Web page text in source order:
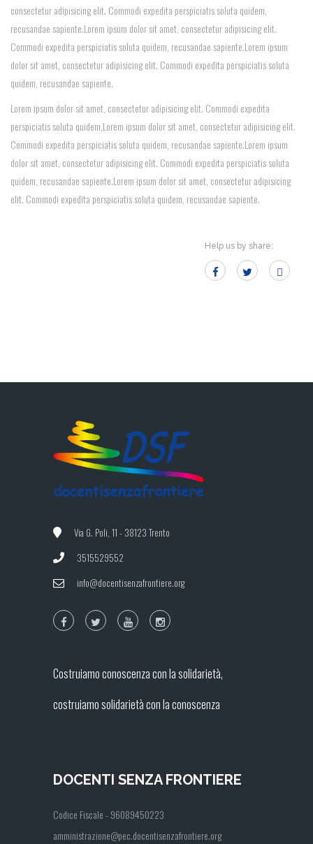
consectetur adipisicing elit. Commodi expedita perspiciatis soluta quidem,
recusandae sapiente.Lorem ipsum dolor sit amet, consectetur adipisicing elit.
Commodi expedita perspiciatis soluta quidem, recusandae sapiente.Lorem ipsum
dolor sit amet, consectetur adipisicing elit. Commodi expedita perspiciatis soluta
quidem, recusandae sapiente.
Lorem ipsum dolor sit amet, consectetur adipisicing elit. Commodi expedita
perspiciatis soluta quidem,Lorem ipsum dolor sit amet, consectetur adipisicing elit.
Commodi expedita perspiciatis soluta quidem, recusandae sapiente.Lorem ipsum
dolor sit amet, consectetur adipisicing elit. Commodi expedita perspiciatis soluta
quidem, recusandae sapiente.Lorem ipsum dolor sit amet, consectetur adipisicing
elit. Commodi expedita perspiciatis soluta quidem, recusandae sapiente.
Help us by share:
Via G. Poli, 11 - 38123 Trento
3515529552
info@docentisenzafrontiere.org
Costruiamo conoscenza con la solidarietà,
costruiamo solidarietà con la conoscenza
DOCENTI SENZA FRONTIERE
Codice Fiscale - 96089450223
amministrazione@pec.docentisenzafrontiere.org